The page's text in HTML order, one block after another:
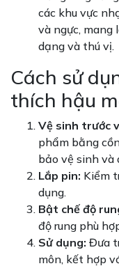
các khu vực
và ngực,
dạng và thú vị.
Cách sử
thích hậu
Vệ sinh trước
phẩm bằng
bảo vệ sinh và
Lắp pin: Kiểm
dụng.
Bật chế độ
độ rung phù
Sử dụng: Đưa
môn, kết hợp